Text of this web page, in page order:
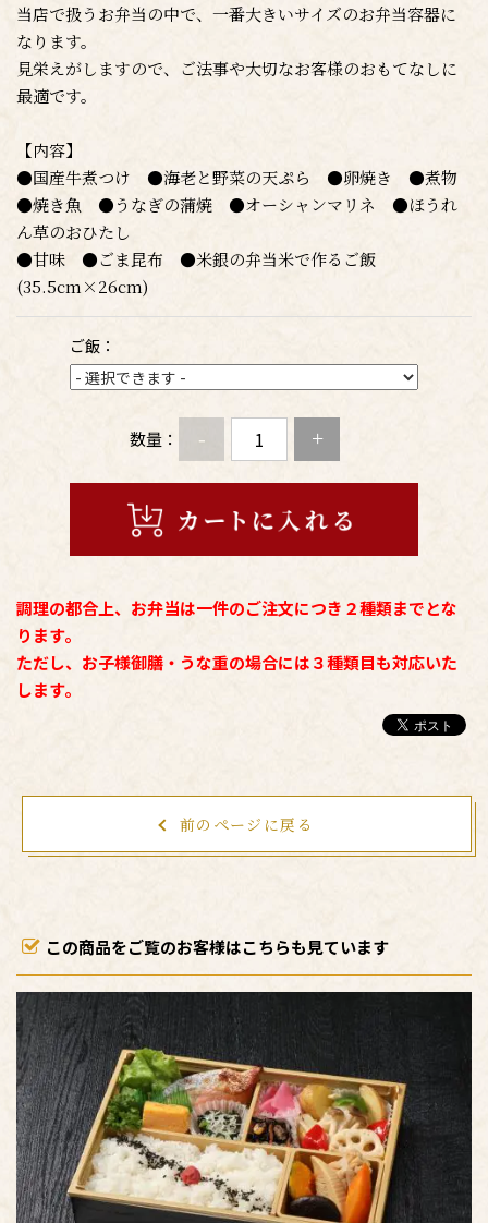
当店で扱うお弁当の中で、一番大きいサイズのお弁当容器に
なります。
見栄えがしますので、ご法事や大切なお客様のおもてなしに
最適です。
【内容】
●国産牛煮つけ ●海老と野菜の天ぷら ●卵焼き ●煮物
●焼き魚 ●うなぎの蒲焼 ●オーシャンマリネ ●ほうれ
ん草のおひたし
●甘味 ●ごま昆布 ●米銀の弁当米で作るご飯
(35.5cm×26cm)
ご飯：
数量： - +
調理の都合上、お弁当は一件のご注文につき２種類までとな
ります。
ただし、お子様御膳・うな重の場合には３種類目も対応いた
します。
前のページに戻る
この商品をご覧のお客様はこちらも見ています